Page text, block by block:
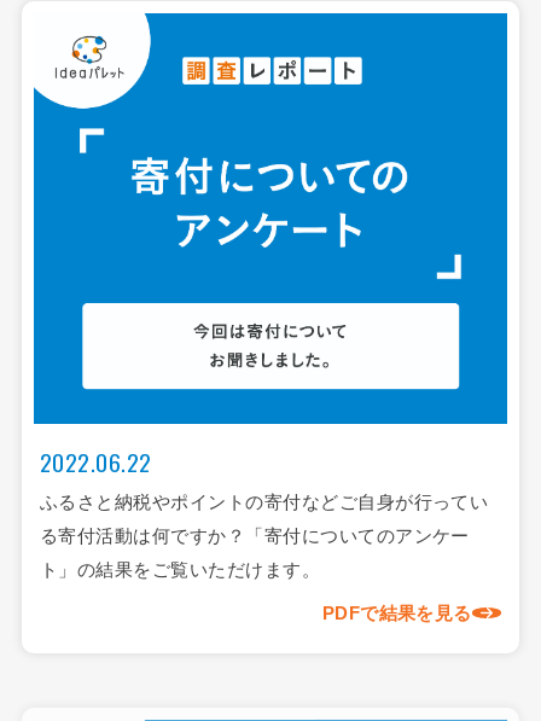
2022.06.22
ふるさと納税やポイントの寄付などご自身が行ってい
る寄付活動は何ですか？「寄付についてのアンケー
ト」の結果をご覧いただけます。
PDFで結果を見る